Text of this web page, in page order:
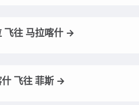
飞往 马拉喀什 →
什 飞往 菲斯 →